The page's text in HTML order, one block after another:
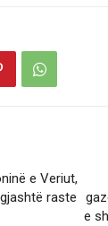
e Veriut,
raste
e